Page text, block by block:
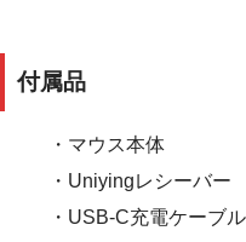
付属品
・マウス本体
・Uniyingレシーバー
・USB-C充電ケーブ